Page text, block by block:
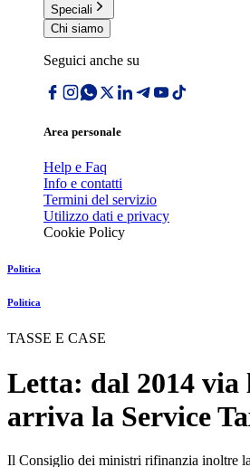
Speciali
Chi siamo
Seguici anche su
Area personale
Help e Faq
Info e contatti
Termini del servizio
Utilizzo dati e privacy
Cookie Policy
Politica
Politica
TASSE E CASE
Letta: dal 2014
arriva la Service
Il Consiglio dei ministri rifinanzia inoltre